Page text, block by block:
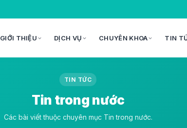
GIỚI THIỆU DỊCH VỤ CHUYÊN KHOA TIN
TIN TỨC
Tin trong nước
Các bài viết thuộc chuyên mục Tin trong nước.